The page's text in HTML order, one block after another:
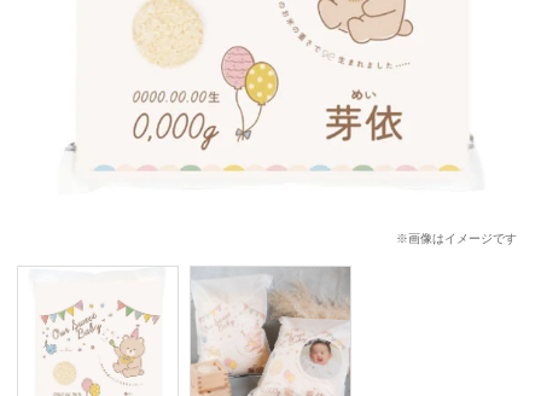
※画像はイメージです